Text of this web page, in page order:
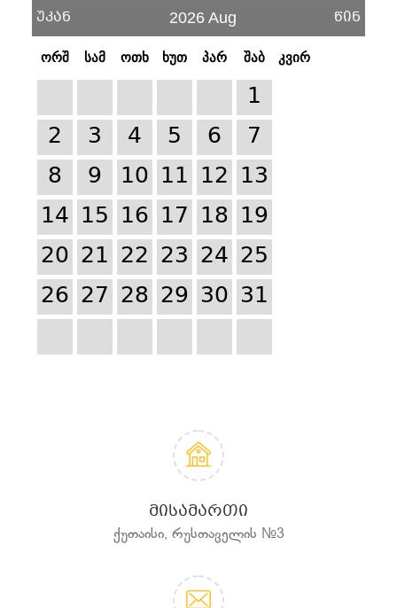
უკან 2026 Aug წინ
ორშ სამ ოთხ ხუთ პარ შაბ კვირ
1
2
3 4 5 6
7
8
9 10 11 12 13
14 15 16 17 18 19
20 21 22 23 24 25
26 27 28 29 30 31
ᲛᲘᲡᲐᲛᲐᲠᲗᲘ
ქუთაისი, რუსთაველის №3